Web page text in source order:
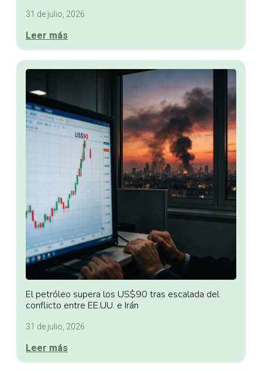
31 de julio, 2026
Leer más
El petróleo supera los US$90 tras escalada del
conflicto entre EE.UU. e Irán
31 de julio, 2026
Leer más